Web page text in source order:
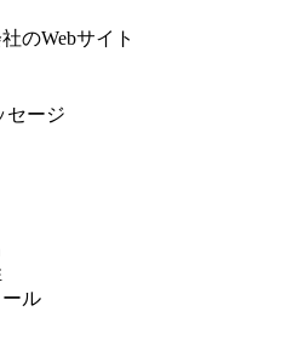
のWebサイト
セージ
ール